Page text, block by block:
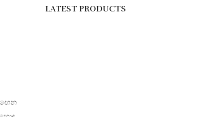
LATEST PRODUCTS